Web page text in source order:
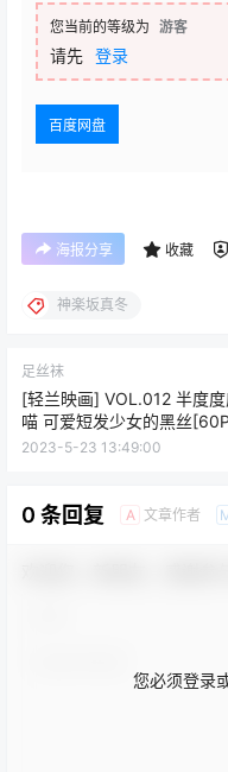
您当前的等级为 游客
请先 登录
百度网盘
海报分享 收藏
神楽坂真冬
足丝袜
[轻兰映画] VOL.012 半度
喵 可爱短发少女的黑丝
459M]
2023-5-23 13:49:00
0 条回复 A 文章作者
您必须登录